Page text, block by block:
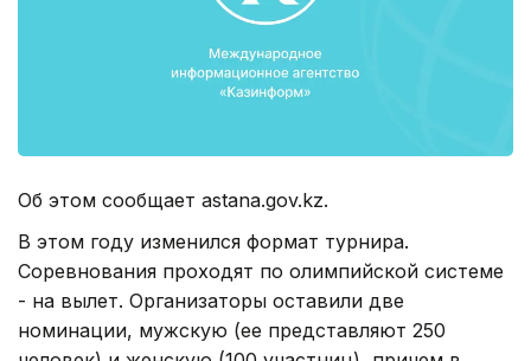
Об этом сообщает astana.gov.kz.
В этом году изменился формат турнира.
Соревнования проходят по олимпийской системе
- на вылет. Организаторы оставили две
номинации, мужскую (ее представляют 250